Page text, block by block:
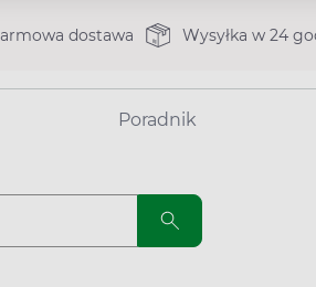
dostawa Wysyłka w 24
Poradnik